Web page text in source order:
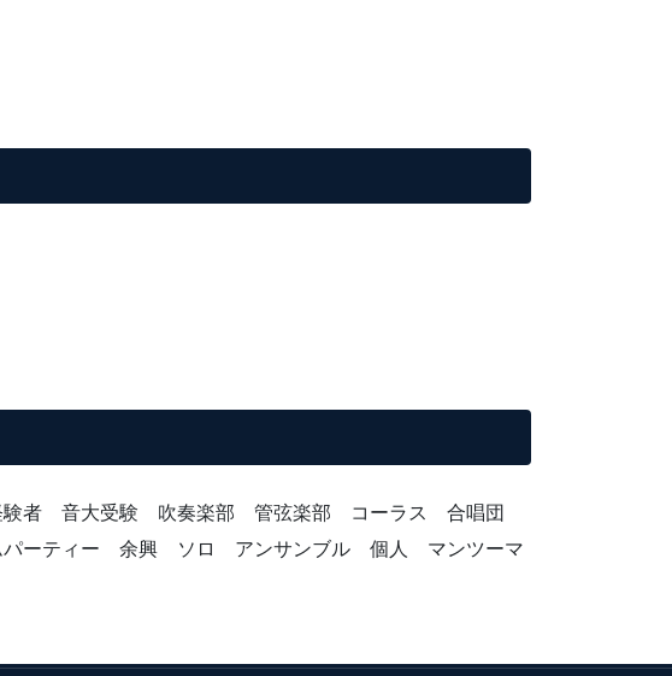
音大受験 吹奏楽部 管弦楽部 コーラス 合唱団
ーティー 余興 ソロ アンサンブル 個人 マンツーマ